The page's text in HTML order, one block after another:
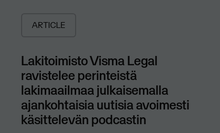
ARTICLE
Lakitoimisto Visma Legal
ravistelee perinteistä
lakimaailmaa julkaisemalla
ajankohtaisia uutisia avoimesti
käsittelevän podcastin